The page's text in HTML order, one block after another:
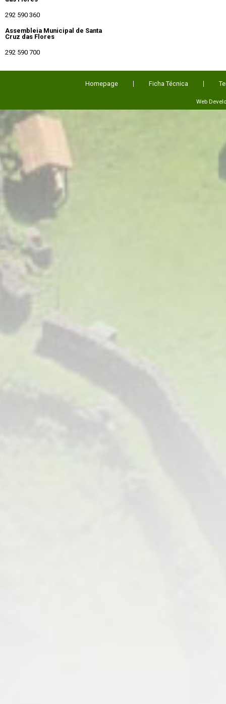
292 590 360
Assembleia Municipal de Santa
Cruz das Flores
292 590 700
Homepage Ficha Técnica
Web